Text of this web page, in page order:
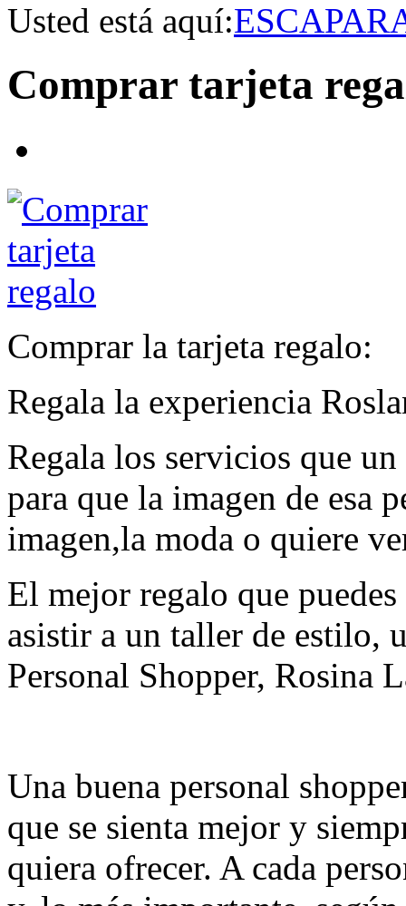
Usted está aquí:
Comprar tarjeta
Comprar la tarjeta regalo:
Regala la experiencia
Regala los servicios que
para que la imagen de esa
imagen,la moda o quiere
El mejor regalo que
asistir a un taller de estilo,
Personal Shopper, Rosina
Una buena personal
que se sienta mejor y
quiera ofrecer. A cada